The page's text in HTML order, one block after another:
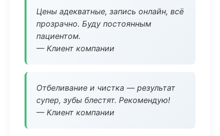
Цены адекватные, запись онлайн, всё
прозрачно. Буду постоянным
пациентом.
— Клиент компании
Отбеливание и чистка — результат
супер, зубы блестят. Рекомендую!
— Клиент компании